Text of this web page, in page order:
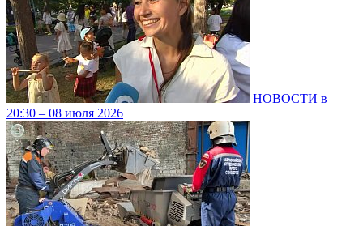
НОВОСТИ в
20:30 – 08 июля 2026